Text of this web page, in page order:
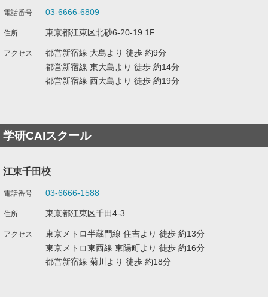
03-6666-6809
東京都江東区北砂6-20-19 1F
都営新宿線 大島より 徒歩 約9分
都営新宿線 東大島より 徒歩 約14分
都営新宿線 西大島より 徒歩 約19分
学研CAIスクール
江東千田校
03-6666-1588
東京都江東区千田4-3
東京メトロ半蔵門線 住吉より 徒歩 約13分
東京メトロ東西線 東陽町より 徒歩 約16分
都営新宿線 菊川より 徒歩 約18分